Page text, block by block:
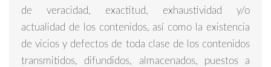
de veracidad, exactitud, exhaustividad y/o
actualidad de los contenidos, así como la existencia
de vicios y defectos de toda clase de los contenidos
transmitidos, difundidos, almacenados, puestos a